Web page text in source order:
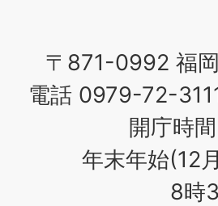
〒871-0992 福
電話 0979-72-
開庁時
年末年始(12
8時